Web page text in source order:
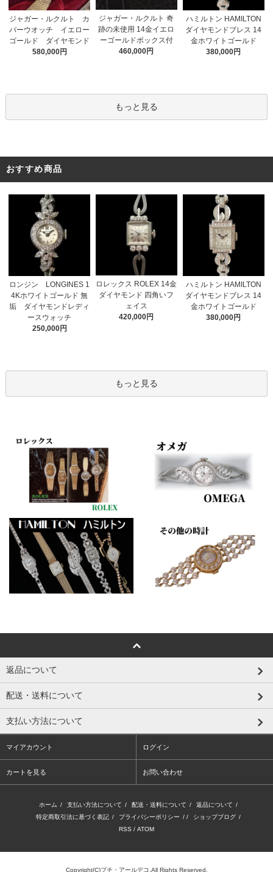
ジャガー・ルクルト カ
バーウオッチ イエロー
ゴールド ダイヤモンド
580,000円
ジャガー・ルクルト 奇
跡の未使用 14金イエロ
ーゴールドボックス付
460,000円
ハミルトン HAMILTON
ダイヤモンドブレス 14
金ホワイトゴールド
380,000円
もっと見る
おすすめ商品
ロンジン LONGINES 1
4Kホワイトゴールド 無
垢 ダイヤモンドレディ
ースウォッチ
250,000円
ロレックス ROLEX 14金
ダイヤモンド 四角いフ
ェイス
420,000円
ハミルトン HAMILTON
ダイヤモンドブレス 14
金ホワイトゴールド
380,000円
もっと見る
返品について
配送・送料について
支払い方法について
マイアカウント ログイン
カートを見る お問い合わせ
ホーム / 支払い方法について / 配送・送料について / 返品について /
特定商取引法に基づく表記 / プライバシーポリシー / / ショップブログ /
RSS / ATOM
Copyright(C)プチ・アールデコ.All Rights Reserved.